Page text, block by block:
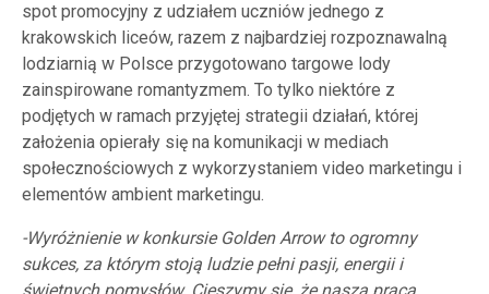
spot promocyjny z udziałem uczniów jednego z
krakowskich liceów, razem z najbardziej rozpoznawalną
lodziarnią w Polsce przygotowano targowe lody
zainspirowane romantyzmem. To tylko niektóre z
podjętych w ramach przyjętej strategii działań, której
założenia opierały się na komunikacji w mediach
społecznościowych z wykorzystaniem video marketingu i
elementów ambient marketingu.
-Wyróżnienie w konkursie Golden Arrow to ogromny
sukces, za którym stoją ludzie pełni pasji, energii i